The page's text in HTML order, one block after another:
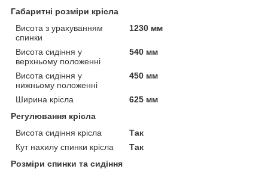
Габаритні розміри крісла
Висота з урахуванням
спинки
1230 мм
Висота сидіння у
верхньому положенні
540 мм
Висота сидіння у
нижньому положенні
450 мм
Ширина крісла
625 мм
Регулювання крісла
Висота сидіння крісла
Так
Кут нахилу спинки крісла
Так
Розміри спинки та сидіння